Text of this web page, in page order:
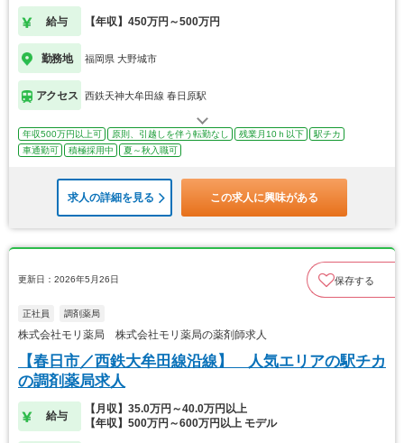
給与 【年収】450万円～500万円
勤務地 福岡県 大野城市
アクセス 西鉄天神大牟田線 春日原駅
年収500万円以上可 原則、引越しを伴う転勤なし 残業月10ｈ以下
駅チカ
車通勤可
積極採用中 夏～秋入職可
求人の詳細を見る この求人に興味がある
更新日：2026年5月26日 保存する
正社員 調剤薬局
株式会社モリ薬局 株式会社モリ薬局の薬剤師求人
【春日市／西鉄大牟田線沿線】 人気エリアの駅チカ
の調剤薬局求人
給与
【月収】35.0万円～40.0万円以上
【年収】500万円～600万円以上 モデル